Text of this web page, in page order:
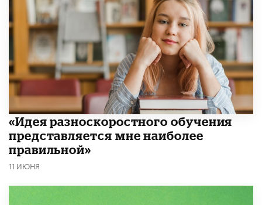
«Идея разноскоростного обучения
представляется мне наиболее
правильной»
11 ИЮНЯ